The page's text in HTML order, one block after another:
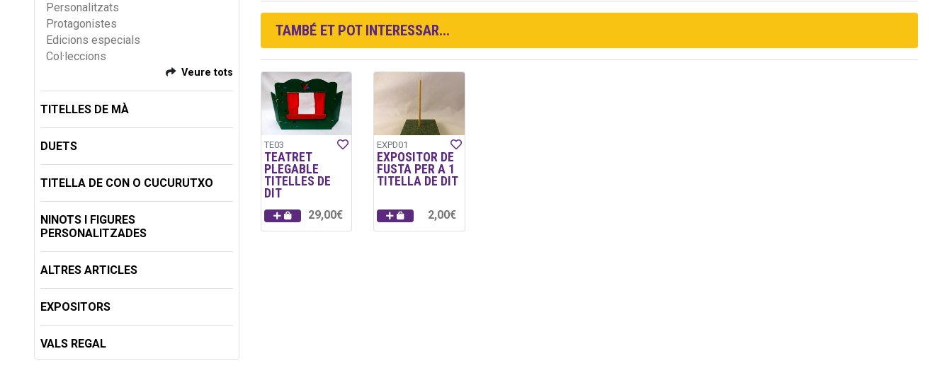
Personalitzats
Protagonistes
Edicions especials
Col·leccions
Veure tots
TITELLES DE MÀ
DUETS
TITELLA DE CON O CUCURUTXO
NINOTS I FIGURES
PERSONALITZADES
ALTRES ARTICLES
EXPOSITORS
VALS REGAL
TAMBÉ ET POT INTERESSAR...
TE03
TEATRET
PLEGABLE
TITELLES DE
DIT
29,00€
EXPD01
EXPOSITOR DE
FUSTA PER A 1
TITELLA DE DIT
2,00€